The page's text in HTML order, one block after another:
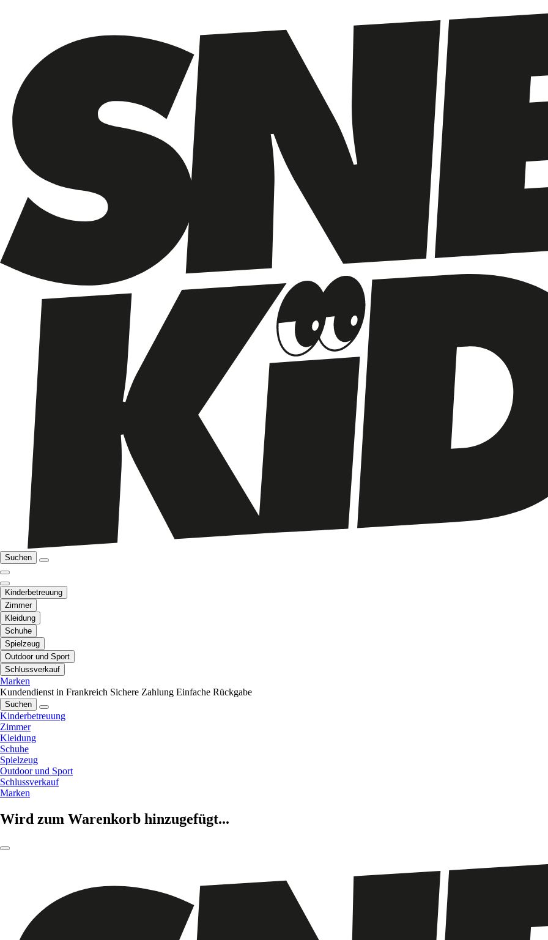
Suchen
Kinderbetreuung
Zimmer
Kleidung
Schuhe
Spielzeug
Outdoor und Sport
Schlussverkauf
Marken
Kundendienst in Frankreich Sichere Zahlung Einfache Rückgabe
Suchen
Kinderbetreuung
Zimmer
Kleidung
Schuhe
Spielzeug
Outdoor und Sport
Schlussverkauf
Marken
Wird zum Warenkorb hinzugefügt...